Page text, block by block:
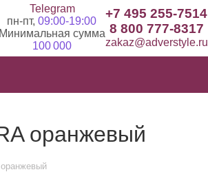
Telegram
пн-пт, 09:00-19:00
Минимальная сумма
100 000
+7 495 255-7514
8 800 777-8317
zakaz@adverstyle.ru
оранжевый